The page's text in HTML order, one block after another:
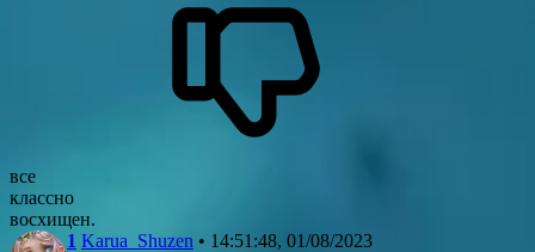
все
классно
восхищен.
1 Karua_Shuzen • 14:51:48, 01/08/2023